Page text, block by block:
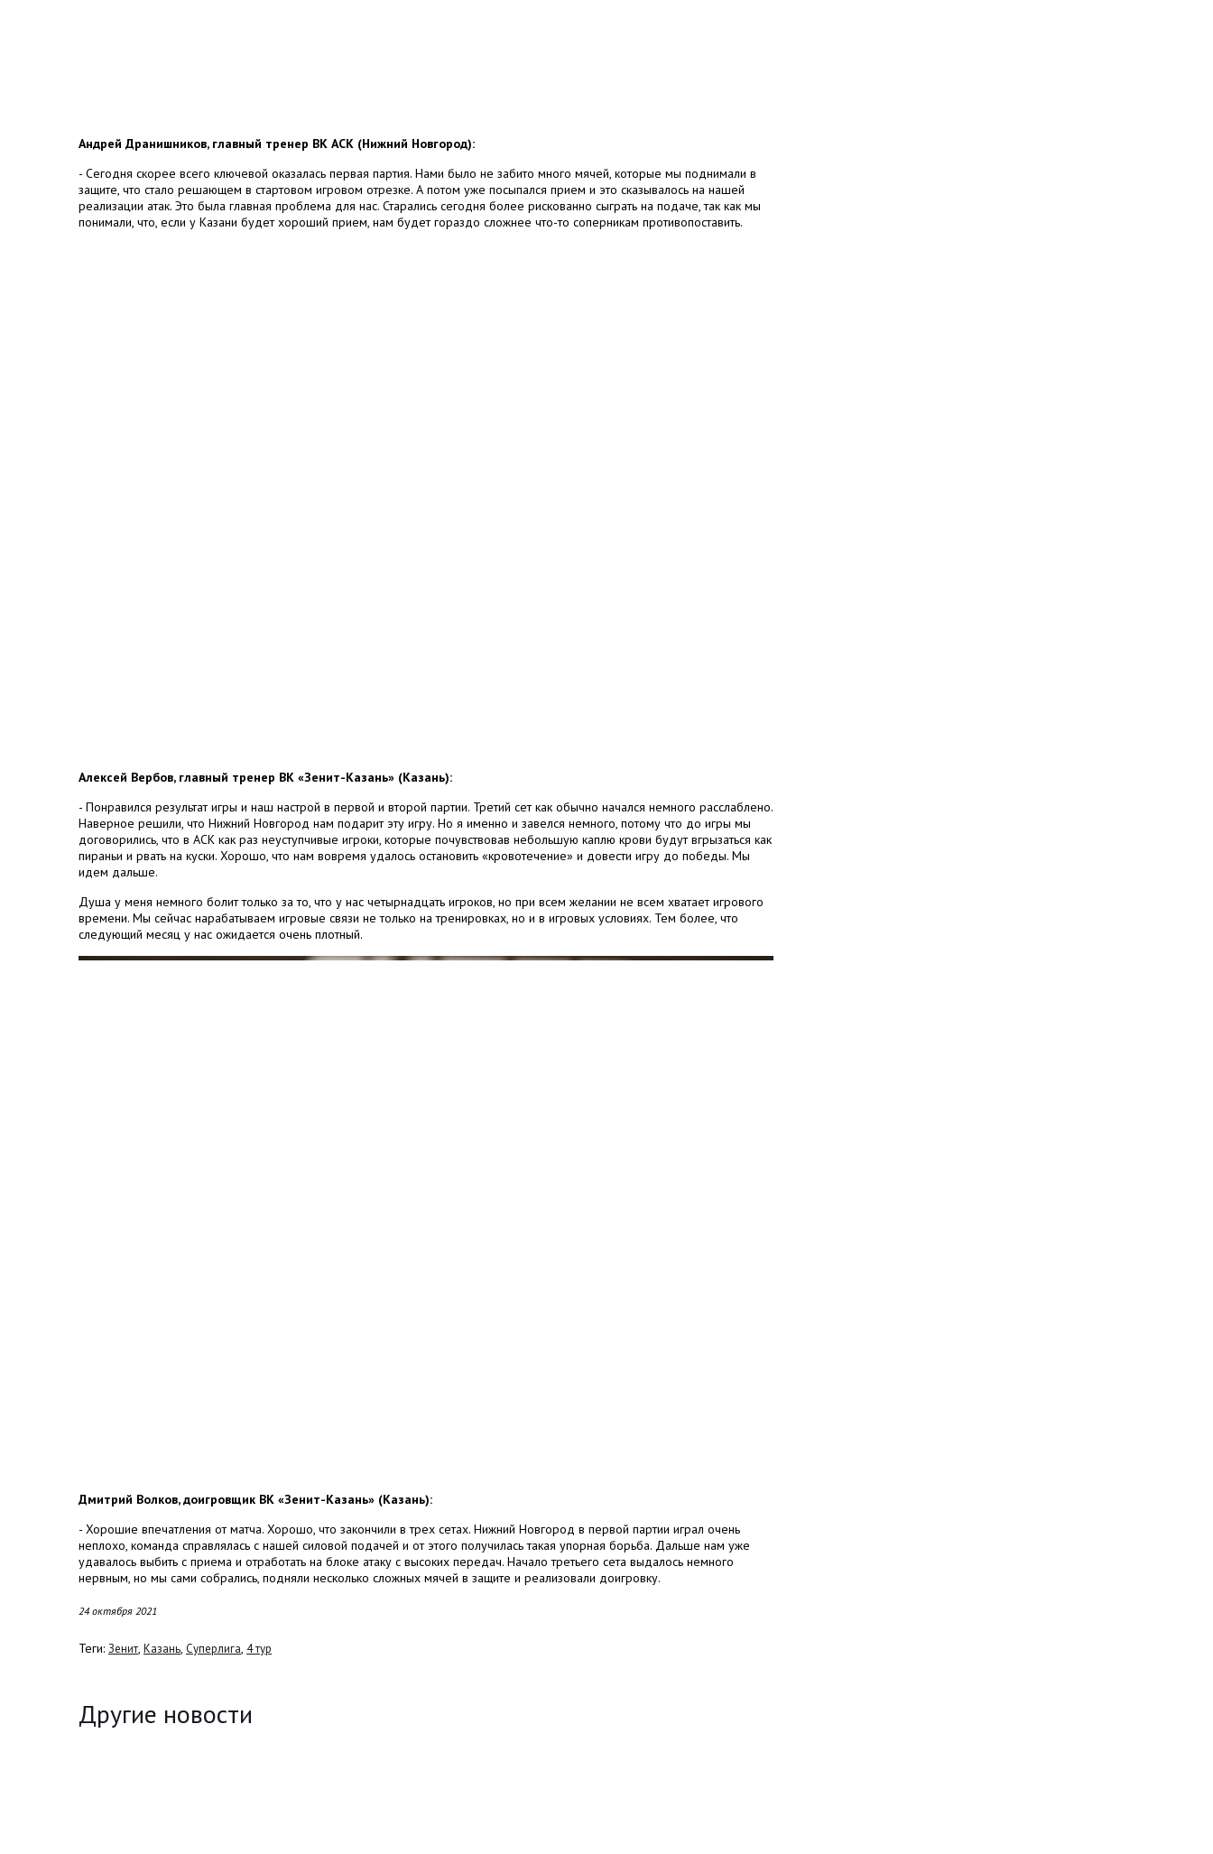
Андрей Дранишников, главный тренер ВК АСК (Нижний Новгород):
- Сегодня скорее всего ключевой оказалась первая партия. Нами было не забито много мячей, которые мы поднимали в
защите, что стало решающем в стартовом игровом отрезке. А потом уже посыпался прием и это сказывалось на нашей
реализации атак. Это была главная проблема для нас. Старались сегодня более рискованно сыграть на подаче, так как мы
понимали, что, если у Казани будет хороший прием, нам будет гораздо сложнее что-то соперникам противопоставить.
Алексей Вербов, главный тренер ВК «Зенит-Казань» (Казань):
- Понравился результат игры и наш настрой в первой и второй партии. Третий сет как обычно начался немного расслаблено.
Наверное решили, что Нижний Новгород нам подарит эту игру. Но я именно и завелся немного, потому что до игры мы
договорились, что в АСК как раз неуступчивые игроки, которые почувствовав небольшую каплю крови будут вгрызаться как
пираньи и рвать на куски. Хорошо, что нам вовремя удалось остановить «кровотечение» и довести игру до победы. Мы
идем дальше.
Душа у меня немного болит только за то, что у нас четырнадцать игроков, но при всем желании не всем хватает игрового
времени. Мы сейчас нарабатываем игровые связи не только на тренировках, но и в игровых условиях. Тем более, что
следующий месяц у нас ожидается очень плотный.
Дмитрий Волков, доигровщик ВК «Зенит-Казань» (Казань):
- Хорошие впечатления от матча. Хорошо, что закончили в трех сетах. Нижний Новгород в первой партии играл очень
неплохо, команда справлялась с нашей силовой подачей и от этого получилась такая упорная борьба. Дальше нам уже
удавалось выбить с приема и отработать на блоке атаку с высоких передач. Начало третьего сета выдалось немного
нервным, но мы сами собрались, подняли несколько сложных мячей в защите и реализовали доигровку.
24 октября 2021
Теги: Зенит, Казань, Суперлига, 4 тур
Другие новости